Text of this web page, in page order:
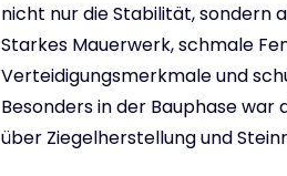
nicht nur die Stabilität, sondern
Starkes Mauerwerk, schmale
Verteidigungsmerkmale und
Besonders in der Bauphase
über Ziegelherstellung und